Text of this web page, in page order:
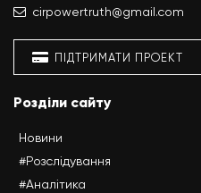
cirpowertruth@gmail.com
ПІДТРИМАТИ ПРОЕКТ
Розділи сайту
Новини
#Розслідування
#Аналітика